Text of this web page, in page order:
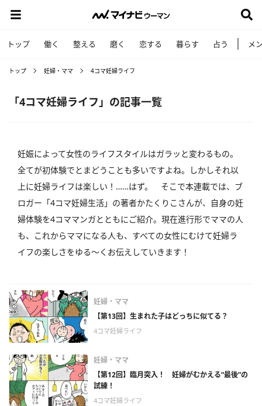
トップ 働く 整える 磨く 恋する 暮らす 占う メ
トップ 妊婦・ママ 4コマ妊婦ライフ
「4コマ妊婦ライフ」の記事一覧
妊娠によって女性のライフスタイルはガラッと変わるもの。
全てが初体験でとまどうことも多いですよね。しかしそれ以
上に妊婦ライフは楽しい！……はず。 そこで本連載では、ブ
ロガー「4コマ妊婦生活」の著者かたくりこさんが、自身の妊
婦体験を4コママンガとともにご紹介。現在進行形でママの人
も、これからママになる人も、すべての女性にむけて妊婦ラ
イフの楽しさをゆる～くお伝えしていきます！
妊婦・ママ
【第13回】生まれた子はどっちに似てる？
4コマ妊婦ライフ
妊婦・ママ
【第12回】臨月突入！ 妊婦がむかえる“最後”の
試練！
4コマ妊婦ライフ